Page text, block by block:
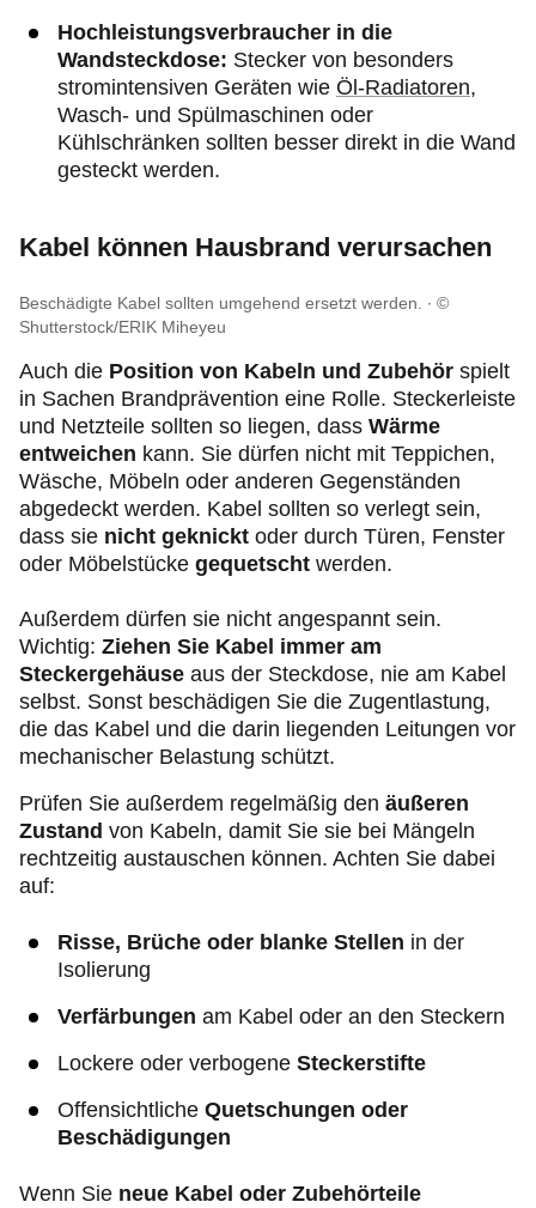
Hochleistungsverbraucher in die
Wandsteckdose: Stecker von besonders
stromintensiven Geräten wie Öl-Radiatoren,
Wasch- und Spülmaschinen oder
Kühlschränken sollten besser direkt in die Wand
gesteckt werden.
Kabel können Hausbrand verursachen
Beschädigte Kabel sollten umgehend ersetzt werden.
©
Shutterstock/ERIK Miheyeu
Auch die Position von Kabeln und Zubehör spielt
in Sachen Brandprävention eine Rolle. Steckerleiste
und Netzteile sollten so liegen, dass Wärme
entweichen kann. Sie dürfen nicht mit Teppichen,
Wäsche, Möbeln oder anderen Gegenständen
abgedeckt werden. Kabel sollten so verlegt sein,
dass sie nicht geknickt oder durch Türen, Fenster
oder Möbelstücke gequetscht werden.
Außerdem dürfen sie nicht angespannt sein.
Wichtig: Ziehen Sie Kabel immer am
Steckergehäuse aus der Steckdose, nie am Kabel
selbst. Sonst beschädigen Sie die Zugentlastung,
die das Kabel und die darin liegenden Leitungen vor
mechanischer Belastung schützt.
Prüfen Sie außerdem regelmäßig den äußeren
Zustand von Kabeln, damit Sie sie bei Mängeln
rechtzeitig austauschen können. Achten Sie dabei
auf:
Risse, Brüche oder blanke Stellen in der
Isolierung
Verfärbungen am Kabel oder an den Steckern
Lockere oder verbogene Steckerstifte
Offensichtliche Quetschungen oder
Beschädigungen
Wenn Sie neue Kabel oder Zubehörteile